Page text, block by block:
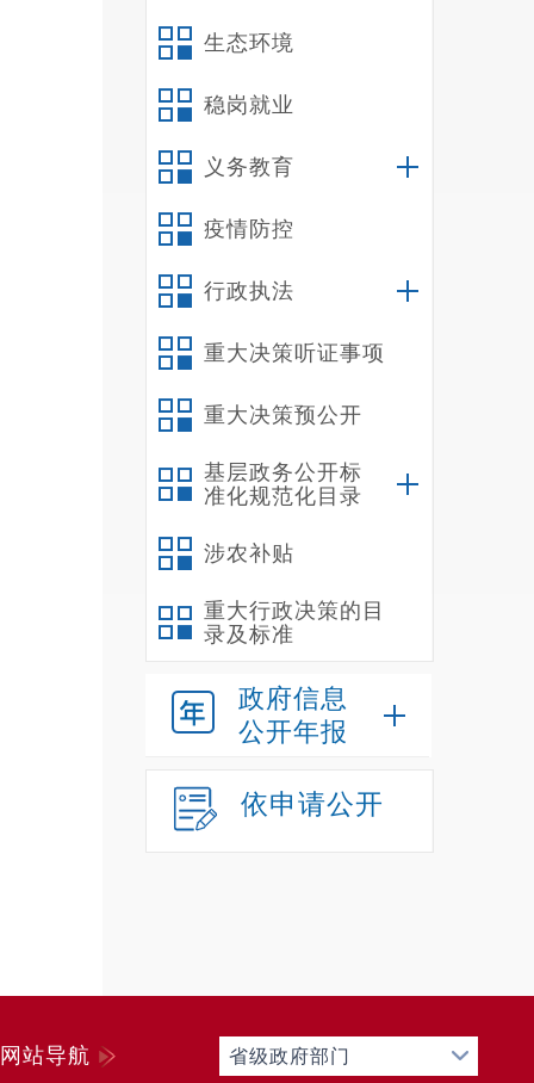
生态环境
稳岗就业
义务教育
疫情防控
行政执法
重大决策听证事项
重大决策预公开
基层政务公开标
准化规范化目录
涉农补贴
重大行政决策的目
录及标准
政府信息
公开年报
依申请公开
网站导航 省级政府部门